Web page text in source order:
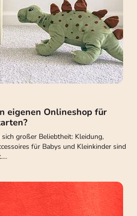
eigenen Onlineshop für
großer Beliebtheit: Kleidung,
für Babys und Kleinkinder sind